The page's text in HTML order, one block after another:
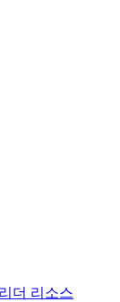
더 리소스